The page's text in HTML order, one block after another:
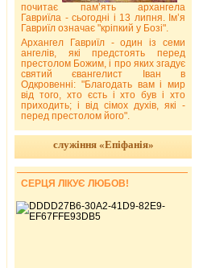
почитає пам’ять архангела
Гавриїла - сьогодні і 13 липня. Ім’я
Гавриїл означає "кріпкий у Бозі".
Архангел Гавриїл - один із семи
ангелів, які предстоять перед
престолом Божим, і про яких згадує
святий євангелист Іван в
Одкровенні: "Благодать вам і мир
від того, хто єсть і хто був і хто
приходить; і від сімох духів, які -
перед престолом його".
служіння «Епіфанія»
СЕРЦЯ ЛІКУЄ ЛЮБОВ!